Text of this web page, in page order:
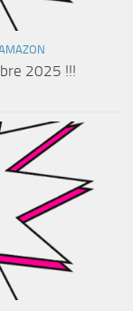
2025 !!!